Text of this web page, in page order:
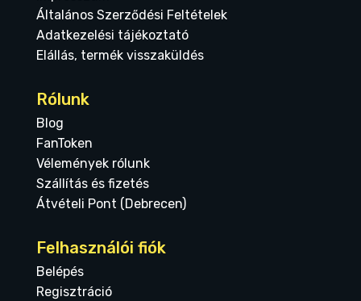
Általános Szerződési Feltételek
Adatkezelési tájékoztató
Elállás, termék visszaküldés
Rólunk
Blog
FanToken
Vélemények rólunk
Szállítás és fizetés
Átvételi Pont (Debrecen)
Felhasználói fiók
Belépés
Regisztráció